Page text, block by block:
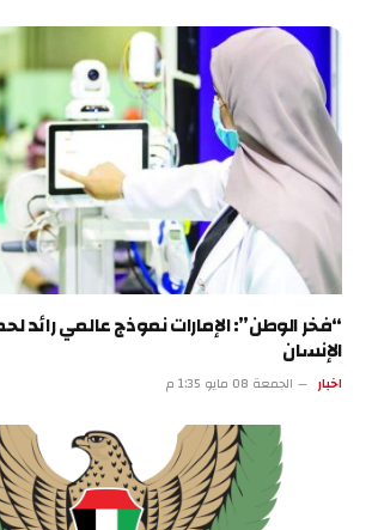
“فخر الوطن”: الإمارات نموذج عالمي رائد
الإنسان
اخبار الجمعة 08 مايو 1:35 م